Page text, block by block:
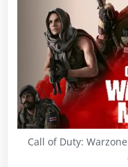
Call of Duty: